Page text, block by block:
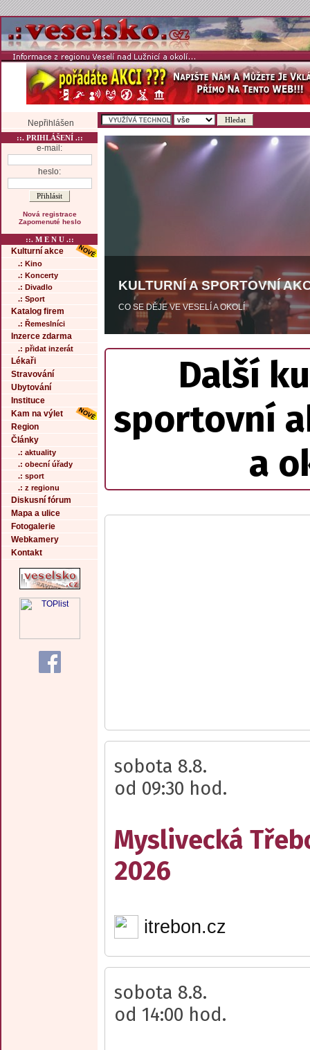
Nepřihlášen
::. PRIHLÁŠENÍ .::
e-mail:
heslo:
Nová registrace
Zapomenuté heslo
::. M E N U .::
Kulturní akce
.: Kino
.: Koncerty
.: Divadlo
.: Sport
Katalog firem
.: Řemeslníci
Inzerce zdarma
.: přidat inzerát
Lékaři
Stravování
Ubytování
Instituce
Kam na výlet
Region
Články
.: aktuality
.: obecní úřady
.: sport
.: z regionu
Diskusní fórum
Mapa a ulice
Fotogalerie
Webkamery
Kontakt
KULTURNÍ A SPORTOVNÍ
CO SE DĚJE VE VESELÍ A OKOLÍ
Další
sportovní
a
sobota 8.8.
od 09:30 hod.
Myslivecká
2026
itrebon.cz
sobota 8.8.
od 14:00 hod.